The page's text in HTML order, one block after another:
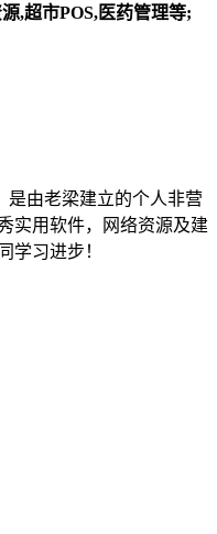
,超市POS,医药管理等;
是由老梁建立的个人非营
实用软件，网络资源及建
学习进步！